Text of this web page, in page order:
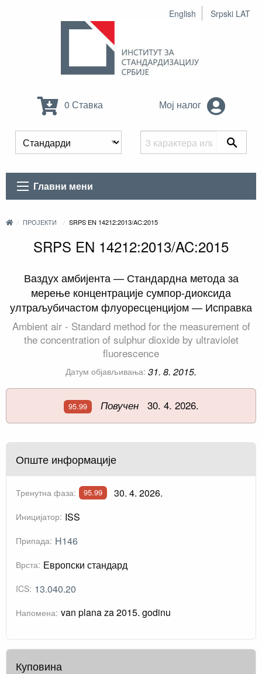
English Srpski LAT
0 Ставка Мој налог
Главни мени
ПРОЈЕКТИ SRPS EN 14212:2013/AC:2015
SRPS EN 14212:2013/AC:2015
Ваздух амбијента — Стандардна метода за
мерење концентрације сумпор-диоксида
ултраљубичастом флуоресценцијом — Исправка
Ambient air - Standard method for the measurement of
the concentration of sulphur dioxide by ultraviolet
fluorescence
Датум објављивања: 31. 8. 2015.
95.99 Повучен30. 4. 2026.
Опште информације
Тренутна фаза: 95.99 30. 4. 2026.
Иницијатор: ISS
Припада: H146
Врста: Европски стандард
ICS: 13.040.20
Напомена: van plana za 2015. godinu
Куповина